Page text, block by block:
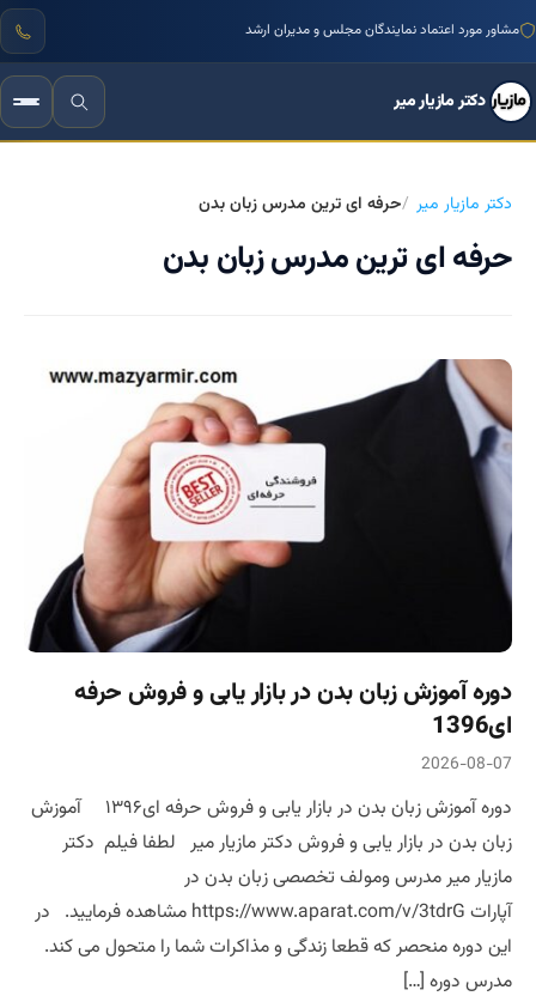
مشاور مورد اعتماد نمایندگان مجلس و مدیران ارشد
دکتر مازیار میر
دکتر مازیار میر حرفه ای ترین مدرس زبان بدن
حرفه ای ترین مدرس زبان بدن
دوره آموزش زبان بدن در بازار یابی و فروش حرفه
ای1396
2026-08-07
دوره آموزش زبان بدن در بازار یابی و فروش حرفه ای۱۳۹۶ آموزش
زبان بدن در بازار یابی و فروش دکتر مازیار میر لطفا فیلم دکتر
مازیار میر مدرس ومولف تخصصی زبان بدن در
آپارات https://www.aparat.com/v/3tdrG مشاهده فرمایید. در
این دوره منحصر که قطعا زندگی و مذاکرات شما را متحول می کند.
مدرس دوره […]